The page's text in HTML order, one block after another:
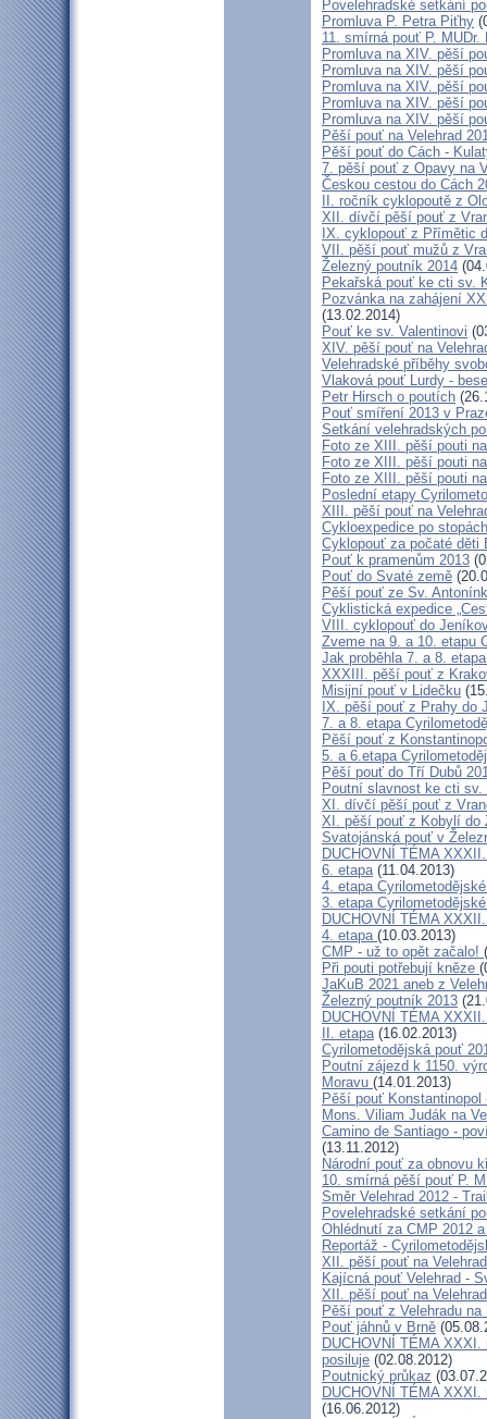
Povelehradské setkání
Promluva P. Petra Piťhy
11. smírná pouť P.
Promluva na XIV. pěší
Promluva na XIV. pěší
Promluva na XIV. pěší
Promluva na XIV. pěší
Promluva na XIV. pěší
Pěší pouť na Velehrad
Pěší pouť do Cách -
7. pěší pouť z Opavy na
Českou cestou do Cách
II. ročník cyklopoutě z
XII. dívčí pěší pouť z
IX. cyklopouť z Přímětic
VII. pěší pouť mužů z
Železný poutník 2014
Pekařská pouť ke cti sv.
Pozvánka na zahájení
(13.02.2014)
Pouť ke sv. Valentinovi
XIV. pěší pouť na
Velehradské příběhy
Vlaková pouť Lurdy -
Petr Hirsch o poutích
Pouť smíření 2013 v
Setkání velehradských
Foto ze XIII. pěší pouti
Foto ze XIII. pěší pouti
Foto ze XIII. pěší pouti
Poslední etapy
XIII. pěší pouť na
Cykloexpedice po
Cyklopouť za počaté děti
Pouť k pramenům 2013
Pouť do Svaté země
Pěší pouť ze Sv.
Cyklistická expedice
VIII. cyklopouť do
Zveme na 9. a 10. etapu
Jak proběhla 7. a 8.
XXXIII. pěší pouť z
Misijní pouť v Lidečku
IX. pěší pouť z Prahy do
7. a 8. etapa
Pěší pouť z
5. a 6.etapa
Pěší pouť do Tří Dubů
Poutní slavnost ke cti sv.
XI. dívčí pěší pouť z
XI. pěší pouť z Kobylí do
Svatojánská pouť v
DUCHOVNÍ TÉMA
6. etapa(11.04.2013)
4. etapa
3. etapa
DUCHOVNÍ TÉMA
4. etapa (10.03.2013)
CMP - už to opět začalo!
Při pouti potřebují kněze
JaKuB 2021 aneb z
Železný poutník 2013
DUCHOVNÍ TÉMA
II. etapa(16.02.2013)
Cyrilometodějská pouť
Poutní zájezd k 1150.
Moravu (14.01.2013)
Pěší pouť Konstantinopol
Mons. Viliam Judák na
Camino de Santiago -
(13.11.2012)
Národní pouť za obnovu
10. smírná pěší pouť P.
Směr Velehrad 2012 -
Povelehradské setkání
Ohlédnutí za CMP 2012
Reportáž -
XII. pěší pouť na
Kajícná pouť Velehrad -
XII. pěší pouť na
Pěší pouť z Velehradu na
Pouť jáhnů v Brně
DUCHOVNÍ TÉMA
posiluje (02.08.2012)
Poutnický průkaz
DUCHOVNÍ TÉMA
(16.06.2012)